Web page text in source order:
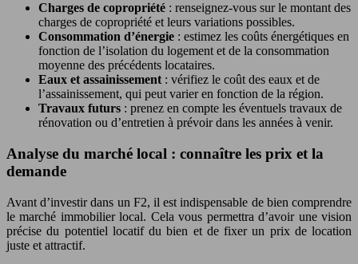
Charges de copropriété : renseignez-vous sur le montant des
charges de copropriété et leurs variations possibles.
Consommation d’énergie : estimez les coûts énergétiques en
fonction de l’isolation du logement et de la consommation
moyenne des précédents locataires.
Eaux et assainissement : vérifiez le coût des eaux et de
l’assainissement, qui peut varier en fonction de la région.
Travaux futurs : prenez en compte les éventuels travaux de
rénovation ou d’entretien à prévoir dans les années à venir.
Analyse du marché local : connaître les prix et la
demande
Avant d’investir dans un F2, il est indispensable de bien comprendre
le marché immobilier local. Cela vous permettra d’avoir une vision
précise du potentiel locatif du bien et de fixer un prix de location
juste et attractif.